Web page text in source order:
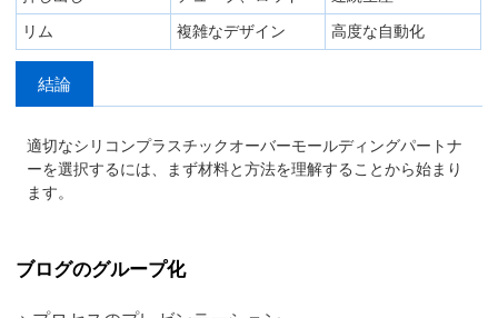
リム
複雑なデザイン 高度な自動化
結論
適切なシリコンプラスチックオーバーモールディングパートナ
ーを選択するには、まず材料と方法を理解することから始まり
ます。
ブログのグループ化